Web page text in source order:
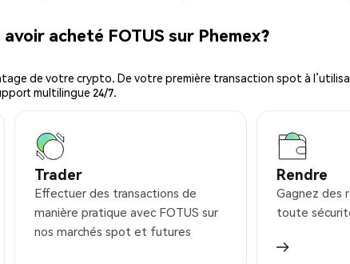
acheté FOTUS sur Phemex?
de votre crypto. De votre première transaction spot à
multilingue 24/7.
Trader
Effectuer des transactions de
manière pratique avec FOTUS sur
nos marchés spot et futures
Rendre
Gagnez des
toute